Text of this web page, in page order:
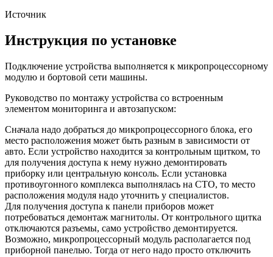
Источник
Инструкция по установке
Подключение устройства выполняется к микропроцессорному
модулю и бортовой сети машины.
Руководство по монтажу устройства со встроенным
элементом мониторинга и автозапуском:
Сначала надо добраться до микропроцессорного блока, его
место расположения может быть разным в зависимости от
авто. Если устройство находится за контрольным щитком, то
для получения доступа к нему нужно демонтировать
приборку или центральную консоль. Если установка
противоугонного комплекса выполнялась на СТО, то место
расположения модуля надо уточнить у специалистов.
Для получения доступа к панели приборов может
потребоваться демонтаж магнитолы. От контрольного щитка
отключаются разъемы, само устройство демонтируется.
Возможно, микропроцессорный модуль располагается под
приборной панелью. Тогда от него надо просто отключить